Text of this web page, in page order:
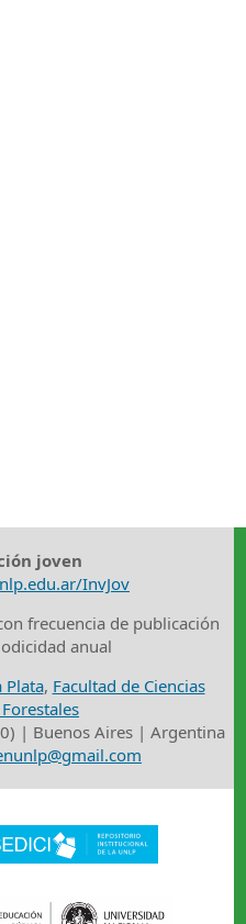
joven
InvJov
frecuencia de publicación
anual
Plata, Facultad de Ciencias
| Buenos Aires | Argentina